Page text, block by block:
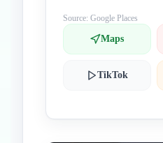
Source: Google Places
Maps
TikTok